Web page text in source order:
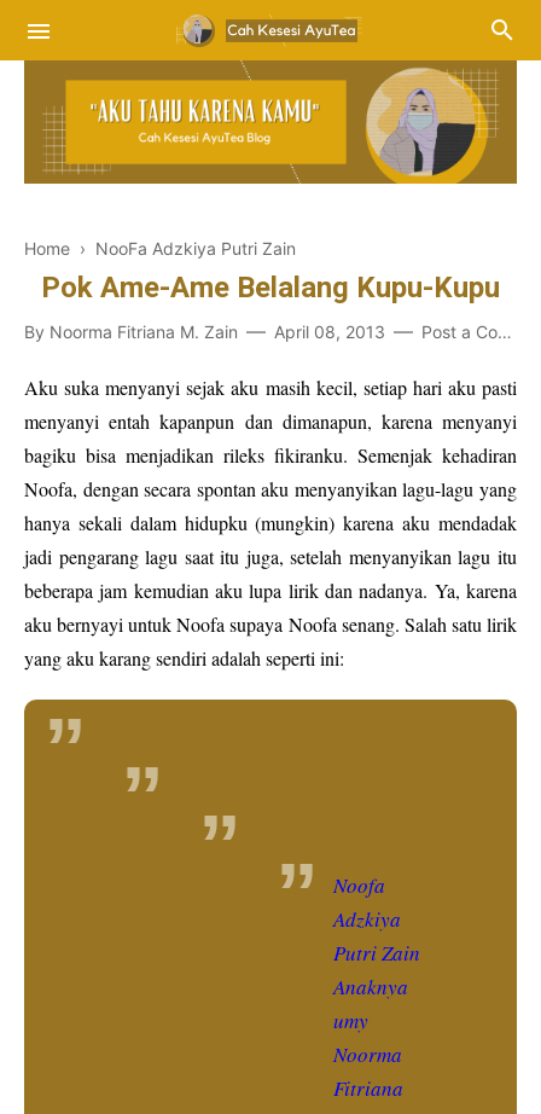
Home › NooFa Adzkiya Putri Zain
Pok Ame-Ame Belalang Kupu-Kupu
By Noorma Fitriana M. Zain April 08, 2013 Post a Comment
Aku suka menyanyi sejak aku masih kecil, setiap hari aku pasti
menyanyi entah kapanpun dan dimanapun, karena menyanyi
bagiku bisa menjadikan rileks fikiranku. Semenjak kehadiran
Noofa, dengan secara spontan aku menyanyikan lagu-lagu yang
hanya sekali dalam hidupku (mungkin) karena aku mendadak
jadi pengarang lagu saat itu juga, setelah menyanyikan lagu itu
beberapa jam kemudian aku lupa lirik dan nadanya. Ya, karena
aku bernyayi untuk Noofa supaya Noofa senang. Salah satu lirik
yang aku karang sendiri adalah seperti ini:
Noofa
Adzkiya
Putri Zain
Anaknya
umy
Noorma
Fitriana